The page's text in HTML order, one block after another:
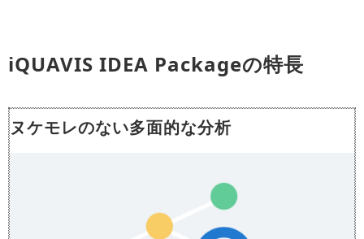
iQUAVIS IDEA Packageの特長
ヌケモレのない多面的な分析